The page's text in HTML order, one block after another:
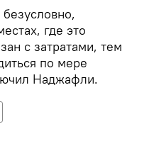
где это
с затратами, тем
по мере
Наджафли.